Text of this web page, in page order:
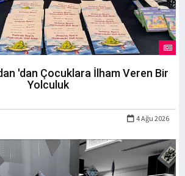
'dan Çocuklara İlham Veren Bir
Yolculuk
4 Ağu 2026